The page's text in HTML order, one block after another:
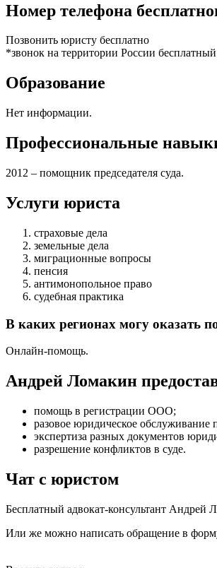
Номер телефона
Позвонить юристу бесплатно
*звонок на территории России бесплатный
Образование
Нет информации.
Профессиональные
2012 – помощник председателя суда.
Услуги юриста
страховые дела
земельные дела
миграционные вопросы
пенсия
антимонопольное право
судебная практика
В каких регионах могу оказать
Онлайн-помощь.
Андрей Ломакин
помощь в регистрации ООО;
разовое юридическое обслуживание
экспертиза разных документов
разрешение конфликтов в суде.
Чат с юристом
Бесплатный адвокат-консультант Андрей
Или же можно написать обращение в форму